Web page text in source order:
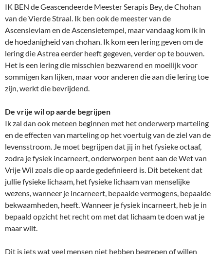
IK BEN de Geascendeerde Meester Serapis Bey, de Chohan
van de Vierde Straal. Ik ben ook de meester van de
Ascensievlam en de Ascensietempel, maar vandaag kom ik in
de hoedanigheid van chohan. Ik kom een lering geven om de
lering die Astrea eerder heeft gegeven, verder op te bouwen.
Het is een lering die misschien bezwarend en moeilijk voor
sommigen kan lijken, maar voor anderen die aan die lering toe
zijn, werkt die bevrijdend.
De vrije wil op aarde begrijpen
Ik zal dan ook meteen beginnen met het onderwerp marteling
en de effecten van marteling op het voertuig van de ziel van de
levensstroom. Je moet begrijpen dat jij in het fysieke octaaf,
zodra je fysiek incarneert, onderworpen bent aan de Wet van
Vrije Wil zoals die op aarde gedefinieerd is. Dit betekent dat
jullie fysieke lichaam, het fysieke lichaam van menselijke
wezens, wanneer je incarneert, bepaalde vermogens, bepaalde
bekwaamheden, heeft. Wanneer je fysiek incarneert, heb je in
bepaald opzicht het recht om met dat lichaam te doen wat je
maar wilt.
Dit is iets wat veel mensen niet hebben begrepen of willen